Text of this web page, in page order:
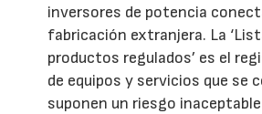
inversores de potencia
fabricación extranjera. La
productos regulados’ es el
de equipos y servicios que se
suponen un riesgo